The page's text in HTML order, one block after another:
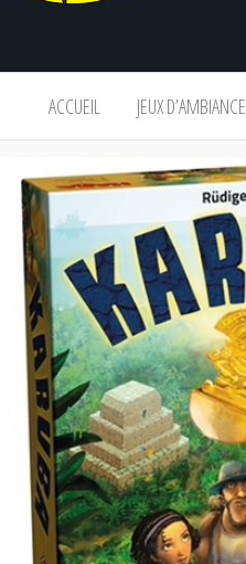
ACCUEIL JEUX D’AMBIANCE